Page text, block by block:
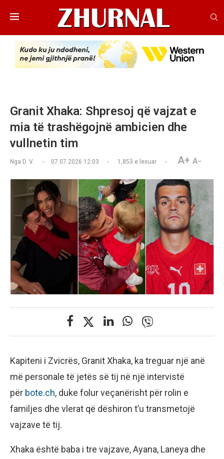
Granit Xhaka: Shpresoj që vajzat e
mia të trashëgojnë ambicien dhe
vullnetin tim
Nga D. V. 07.07.2026 12:03 1,853 e lexuar A+ A-
Kapiteni i Zvicrës, Granit Xhaka, ka treguar një anë
më personale të jetës së tij në një intervistë
për bote.ch, duke folur veçanërisht për rolin e
familjes dhe vlerat që dëshiron t’u transmetojë
vajzave të tij.
Xhaka është baba i tre vajzave, Ayana, Laneya dhe